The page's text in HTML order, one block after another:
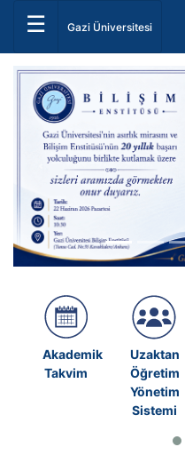
☰ Gazi Üniversitesi
Önceki
Akademik
Takvim
Uzaktan
Öğretim
Yönetim
Sistemi